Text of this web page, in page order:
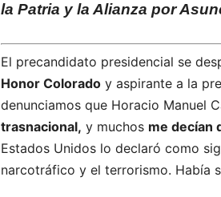
la Patria y la Alianza por
El precandidato presidencial se
Honor Colorado y aspirante a la
denunciamos que Horacio Manuel
trasnacional, y muchos me decían
Estados Unidos lo declaró como
narcotráfico y el terrorismo. Había